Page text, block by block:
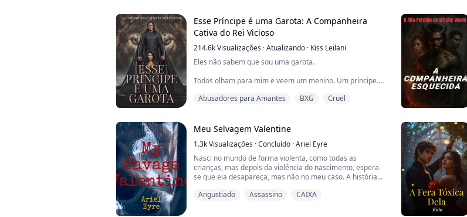
Esse Príncipe é uma Garota: A Companheira
Cativa do Rei Vicioso
214.6kVisualizações ·Atualizando · Kiss Leilani
Eles não sabem que sou uma garota.
Todos olham para mim e veem um menino. Um príncipe.
O tipo deles compra humanos como eu para satisfazer
E, quando invadem nosso reino para comprar minha irmã,
intervenho para protegê-la. Faço com que me levem
também.
O plano é escapar com minha irmã sempre que
encontrarmos uma oportunidade.
Como eu poderia saber que nossa prisão seria ...
Abusadores para Amantes BXG Cruel
Meu Selvagem Valentine
1.3kVisualizações ·Concluído ·Ariel Eyre
Nasci no mundo de forma violenta, como todas as
crianças, mas depois da violência do nascimento, espera-
se que ela desapareça, mas não no meu caso. A história
sangue e selvageria. Do meu nascimento até a minha
Angustiado Assassino CAIXA